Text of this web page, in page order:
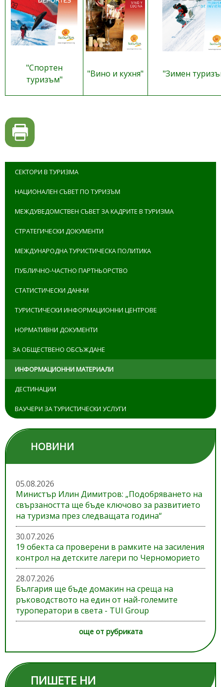
"Спортен
туризъм"
"Вино и кухня" "Зимен
СЕКТОРИ В ТУРИЗМА
НАЦИОНАЛЕН СЪВЕТ ПО ТУРИЗЪМ
МЕЖДУВЕДОМСТВЕН СЪВЕТ ЗА КАДРИТЕ В ТУРИЗМА
СТРАТЕГИЧЕСКИ ДОКУМЕНТИ
МЕЖДУНАРОДНА ТУРИСТИЧЕСКА ПОЛИТИКА
ПУБЛИЧНО-ЧАСТНО ПАРТНЬОРСТВО
СТАТИСТИЧЕСКИ ДАННИ
ТУРИСТИЧЕСКИ ИНФОРМАЦИОННИ ЦЕНТРОВЕ
НОРМАТИВНИ ДОКУМЕНТИ
ЗА ОБЩЕСТВЕНО ОБСЪЖДАНЕ
ИНФОРМАЦИОННИ МАТЕРИАЛИ
ДЕСТИНАЦИИ
ВАУЧЕРИ ЗА ТУРИСТИЧЕСКИ УСЛУГИ
НОВИНИ
05.08.2026
Министър Илин Димитров: „Подобряването на
свързаността ще бъде ключово за развитието
на туризма през следващата година“
30.07.2026
19 обекта са проверени в рамките на засиления
контрол на детските лагери по Черноморието
28.07.2026
България ще бъде домакин на среща на
ръководството на един от най-големите
туроператори в света - TUI Group
още от рубриката
ПИШЕТЕ НИ